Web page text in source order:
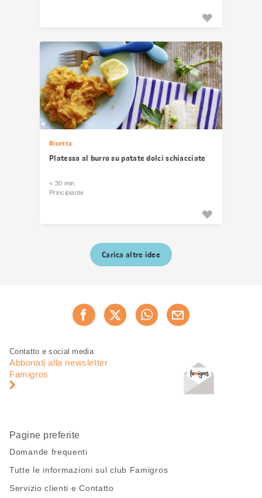
Ricetta
Platessa al burro su patate dolci schiacciate
< 30 min.
Principiante
Carica altre idee
Consiglia ora
Piè
pagina
Navigazione
pagina
Contatto e social media
Abbonati alla newsletter
Famigros
Pagine preferite
Domande frequenti
Tutte le informazioni sul club Famigros
Servizio clienti e Contatto